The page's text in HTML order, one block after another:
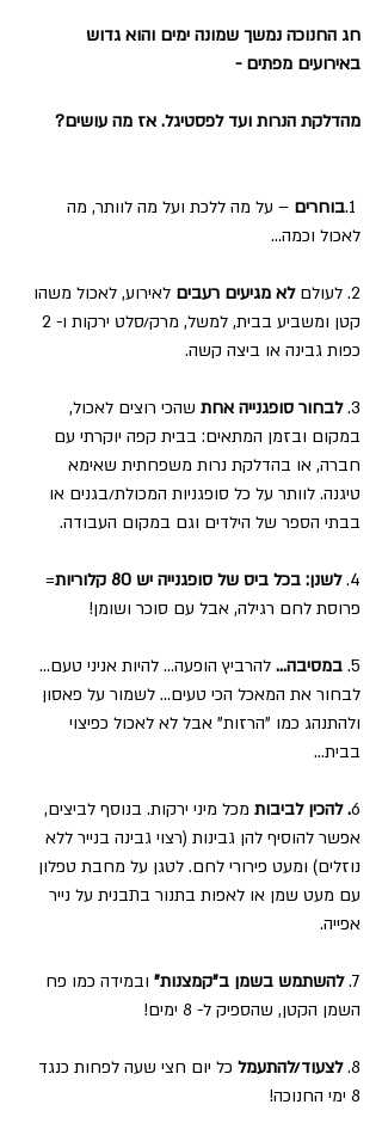
חג החנוכה נמשך שמונה ימים והוא גדוש
באירועים מפתים -
מהדלקת הנרות ועד לפסטיגל. אז מה עושים?
בוחרים – על מה ללכת ועל מה לוותר, מה
לאכול וכמה...
2. לעולם לא מגיעים רעבים לאירוע, לאכול משהו
כפות גבינה או ביצה קשה.
3. לבחור סופגנייה אחת שהכי רוצים לאכול,
במקום ובזמן המתאים: בבית קפה יוקרתי עם
חברה, או בהדלקת נרות משפחתית שאימא
טיגנה. לוותר על כל סופגניות המכולת/בגנים או
בבתי הספר של הילדים וגם במקום העבודה.
4. לשנן: בכל ביס של סופגנייה יש 80 קלוריות
=
פרוסת לחם רגילה, אבל עם סוכר ושומן!
5. במסיבה... להרביץ הופעה... להיות אניני טעם...
לבחור את המאכל הכי טעים... לשמור על פאסון
ולהתנהג כמו "הרזות" אבל לא לאכול כפיצוי
בבית...
6. להכין לביבות מכל מיני ירקות. בנוסף לביצים,
אפשר להוסיף להן גבינות (רצוי גבינה בנייר ללא
נוזלים) ומעט פירורי לחם. לטגן על מחבת טפלון
עם מעט שמן או לאפות בתנור בתבנית על נייר
אפייה.
7. להשתמש בשמן ב"קמצנות" ובמידה כמו פח
השמן הקטן, שהספיק ל- 8 ימים!
8. לצעוד/להתעמל כל יום חצי שעה לפחות כנגד
8 ימי החנוכה!